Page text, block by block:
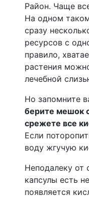
Район. Чаще
На одном
сразу
ресурсов с
правило,
растения
лечебной
Но запомните
берите мешок
срежете все
Если
воду жгучую
Неподалеку от
капсулы есть
появляется